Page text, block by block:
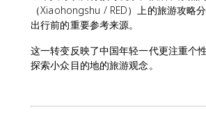
（Xiaohongshu / RED）上的旅游攻略
出行前的重要参考来源。
这一转变反映了中国年轻一代更注重个
探索小众目的地的旅游观念。